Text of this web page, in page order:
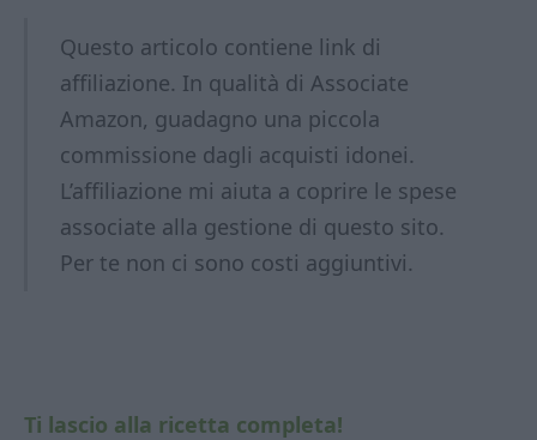
Questo articolo contiene link di
affiliazione. In qualità di Associate
Amazon, guadagno una piccola
commissione dagli acquisti idonei.
L’affiliazione mi aiuta a coprire le spese
associate alla gestione di questo sito.
Per te non ci sono costi aggiuntivi.
Ti lascio alla ricetta completa!